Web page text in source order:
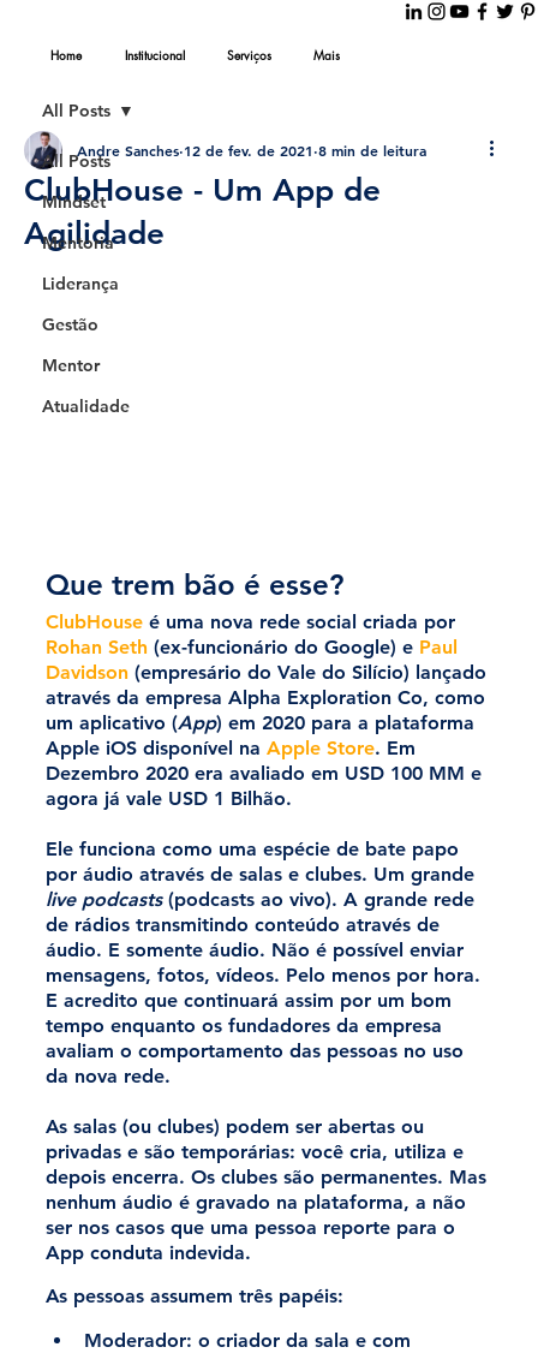
Home Institucional Serviços Mais
All Posts
Mindset
Mentoria
Liderança
Gestão
Mentor
Atualidade
All Posts
ClubHouse - Um App de
Agilidade
Andre Sanches 12 de fev. de 2021 8 min de leitura
Que trem bão é esse?
ClubHouse é uma nova rede social criada por
Rohan Seth (ex-funcionário do Google) e Paul
Davidson (empresário do Vale do Silício) lançado
através da empresa Alpha Exploration Co, como
um aplicativo (App) em 2020 para a plataforma
Apple iOS disponível na Apple Store. Em
Dezembro 2020 era avaliado em USD 100 MM e
agora já vale USD 1 Bilhão.
Ele funciona como uma espécie de bate papo
por áudio através de salas e clubes. Um grande
live podcasts (podcasts ao vivo). A grande rede
de rádios transmitindo conteúdo através de
áudio. E somente áudio. Não é possível enviar
mensagens, fotos, vídeos. Pelo menos por hora.
E acredito que continuará assim por um bom
tempo enquanto os fundadores da empresa
avaliam o comportamento das pessoas no uso
da nova rede.
As salas (ou clubes) podem ser abertas ou
privadas e são temporárias: você cria, utiliza e
depois encerra. Os clubes são permanentes. Mas
nenhum áudio é gravado na plataforma, a não
ser nos casos que uma pessoa reporte para o
App conduta indevida.
As pessoas assumem três papéis:
Moderador: o criador da sala e com